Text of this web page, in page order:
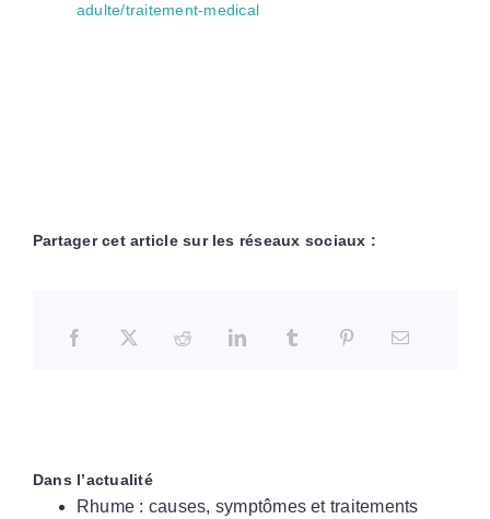
adulte/traitement-medical
Partager cet article sur les réseaux sociaux :
Dans l’actualité
Rhume : causes, symptômes et traitements